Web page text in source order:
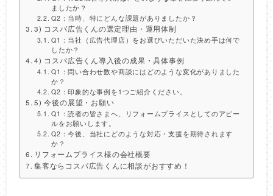
ましたか？
Q2：当時、特にどんな課題がありましたか？
3) コスパ広告くんの選定理由・運用体制
Q1：当社（広告代理店）をお選びいただいた決め手は何で
したか？
4) コスパ広告くん導入後の成果・具体事例
Q1：問い合わせ数や商談にはどのような変化がありました
か？
Q2：印象的な事例を1つご紹介ください。
5) 今後の展望・お願い
Q1：読者の皆さまへ、リフォームプライスとしてのアピー
ルをお願いします。
Q2：今後、当社にどのような対応・支援を期待されます
か？
リフォームプライス様の会社概要
集客ならコスパ広告くんに相談がおすすめ！